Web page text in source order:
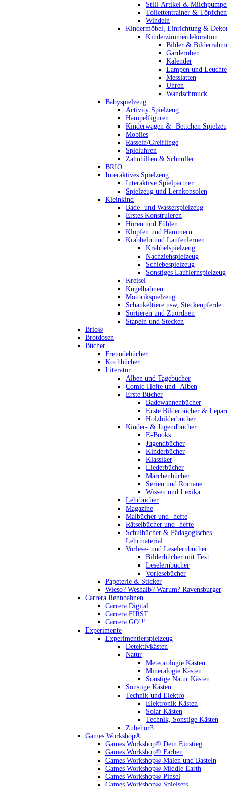
Still-Artikel &
Toilettentrainer & Töpfchen
Windeln
Kindermöbel, Einrichtung &
Kinderzimmerdekoration
Bilder &
Garderoben
Kalender
Lampen und
Messlatten
Uhren
Wandschmuck
Babyspielzeug
Activity Spielzeug
Hampelfiguren
Kinderwagen & -Bettchen
Mobiles
Rasseln/Greiflinge
Spieluhren
Zahnhilfen & Schnuller
BRIO
Interaktives Spielzeug
Interaktive Spielpartner
Spielzeug und Lernkonsolen
Kleinkind
Bade- und Wasserspielzeug
Erstes Konstruieren
Hören und Fühlen
Klopfen und Hämmern
Krabbeln und Laufenlernen
Krabbelspielzeug
Nachziehspielzeug
Schiebespielzeug
Sonstiges Lauflernspielzeug
Kreisel
Kugelbahnen
Motorikspielzeug
Schaukeltiere usw, Steckenpferde
Sortieren und Zuordnen
Stapeln und Stecken
Brio®
Brotdosen
Bücher
Freundebücher
Kochbücher
Literatur
Alben und Tagebücher
Comic-Hefte und -Alben
Erste Bücher
Badewannenbücher
Erste Bilderbücher &
Holzbilderbücher
Kinder- & Jugendbücher
E-Books
Jugendbücher
Kinderbücher
Klassiker
Liederbücher
Märchenbücher
Serien und Romane
Wissen und Lexika
Lehrbücher
Magazine
Malbücher und -hefte
Rätselbücher und -hefte
Schulbücher & Pädagogisches
Lehrmaterial
Vorlese- und Leselernbücher
Bilderbücher mit Text
Leselernbücher
Vorlesebücher
Papeterie & Sticker
Wieso? Weshalb? Warum? Ravensburger
Carrera Rennbahnen
Carrera Digital
Carrera FIRST
Carrera GO!!!
Experimente
Experimentierspielzeug
Detektivkästen
Natur
Meteorologie Kästen
Mineralogie Kästen
Sonstige Natur Kästen
Sonstige Kästen
Technik und Elektro
Elektronik Kästen
Solar Kästen
Technik, Sonstige Kästen
Zubehör3
Games Workshop®
Games Workshop® Dein Einstieg
Games Workshop® Farben
Games Workshop® Malen und Basteln
Games Workshop® Middle Earth
Games Workshop® Pinsel